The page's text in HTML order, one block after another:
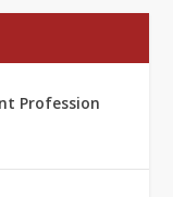
Profession